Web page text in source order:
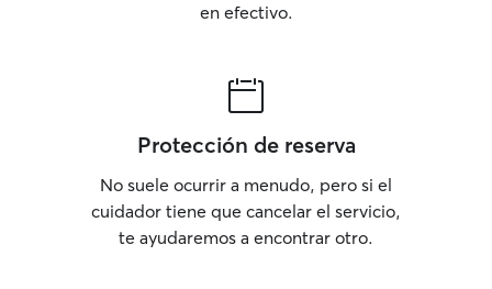
en efectivo.
Protección de reserva
No suele ocurrir a menudo, pero si el
cuidador tiene que cancelar el servicio,
te ayudaremos a encontrar otro.